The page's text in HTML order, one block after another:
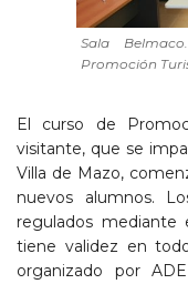
Sala
Promoción
El curso de
visitante, que se
Villa de Mazo,
nuevos alumnos.
regulados mediante
tiene validez en
organizado por